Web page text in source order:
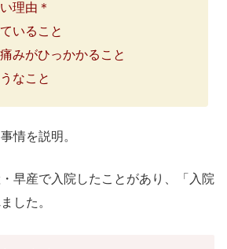
理由＊
いること
みがひっかかること
なこと
情を説明。
早産で入院したことがあり、「入院
した。